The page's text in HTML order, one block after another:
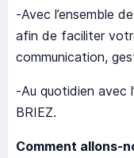
-Avec l’ensemble
afin de faciliter
communication,
-Au quotidien avec
BRIEZ.
Comment allons-